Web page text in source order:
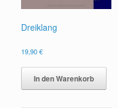
Dreiklang
19,90€
In den Warenkorb